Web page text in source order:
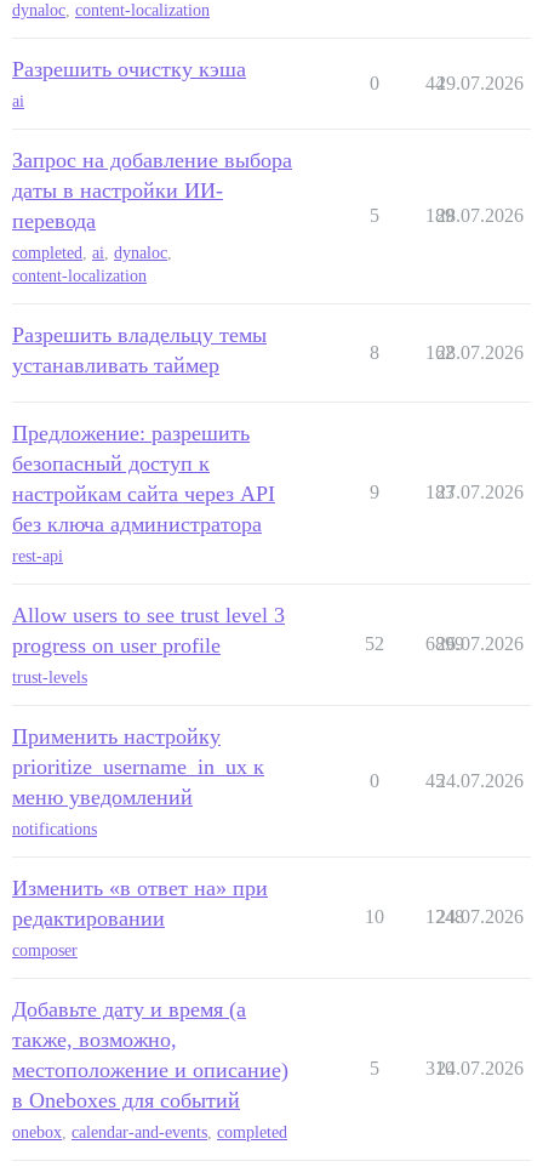
dynaloc, content-localization
Разрешить очистку кэша
ai
0 4429.07.2026
Запрос на добавление выбора
даты в настройки ИИ-
перевода
completed, ai, dynaloc,
content-localization
5 189
28.07.2026
Разрешить владельцу темы
устанавливать таймер
8 162
28.07.2026
Предложение: разрешить
безопасный доступ к
настройкам сайта через API
без ключа администратора
rest-api
9 183
27.07.2026
Allow users to see trust level 3
progress on user profile
trust-levels
52 6899
26.07.2026
Применить настройку
prioritize_username_in_ux к
меню уведомлений
notifications
0 4524.07.2026
Изменить «в ответ на» при
редактировании
composer
10 1248
24.07.2026
Добавьте дату и время (а
также, возможно,
местоположение и описание)
в Oneboxes для событий
onebox, calendar-and-events, completed
5 310
24.07.2026